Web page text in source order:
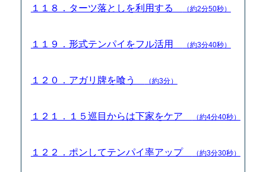
１１８．ターツ落としを利用する （約2分50秒）
１１９．形式テンパイをフル活用 （約3分40秒）
１２０．アガリ牌を喰う （約3分）
１２１．１５巡目からは下家をケア （約4分40秒）
１２２．ポンしてテンパイ率アップ （約3分30秒）